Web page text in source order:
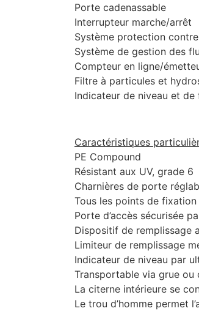
Porte cadenassable
Interrupteur marche/arrêt
Système protection
Système de gestion des
Compteur en ligne/
Filtre à particules et
Indicateur de niveau et de
Caractéristiques
PE Compound
Résistant aux UV, grade 6
Charnières de porte
Tous les points de
Porte d’accès sécurisée
Dispositif de remplissage
Limiteur de remplissage
Indicateur de niveau par
Transportable via grue ou
La citerne intérieure se
Le trou d’homme permet